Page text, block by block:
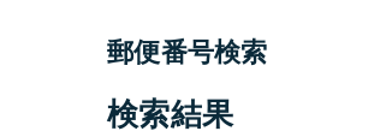
郵便番号検索
検索結果